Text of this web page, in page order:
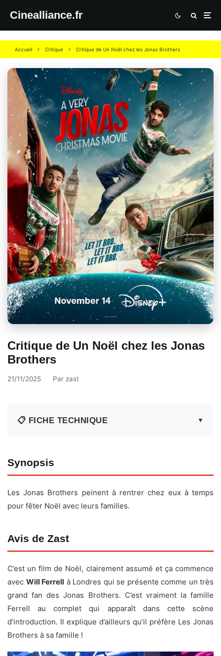
Cinealliance.fr
Accueil Critique Critique de Un Noël chez les Jonas Brothers
Critique de Un Noël chez les Jonas
Brothers
21/11/2025 Par zast
📋 FICHE TECHNIQUE ▼
Réalisateur : Jessica Yu
Feldman, Randall Park, Jesse Tyler Ferguson, Priyanka
Date de sortie :10 novembre 2025
Durée : 1h18
Genre : Comédie, Musique
États-Unis
Plateforme :Disney +
Synopsis
Les Jonas Brothers peinent à rentrer chez eux à temps
pour fêter Noël avec leurs familles.
Avis de Zast
C’est un film de Noël, clairement assumé et ça commence
avec Will Ferrell à Londres qui se présente comme un très
grand fan des Jonas Brothers. C’est vraiment la famille
Ferrell au complet qui apparaît dans cette scène
d’introduction. Il explique d’ailleurs qu’il préfère Les Jonas
Brothers à sa famille !